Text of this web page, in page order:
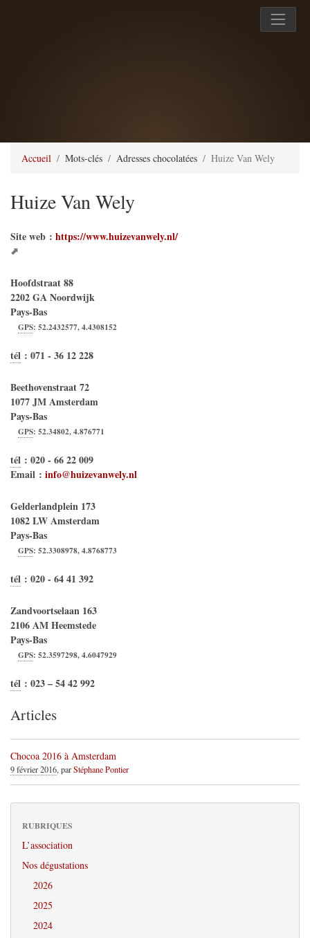
Accueil Mots-clés Adresses chocolatées Huize Van Wely
Huize Van Wely
Site web : https://www.huizevanwely.nl/
Hoofdstraat 88
2202 GANoordwijk
Pays-Bas
GPS:52.2432577,4.4308152
tél : 071 - 36 12 228
Beethovenstraat 72
1077 JMAmsterdam
Pays-Bas
GPS:52.34802,4.876771
tél : 020 - 66 22 009
Email : info@huizevanwely.nl
Gelderlandplein 173
1082 LWAmsterdam
Pays-Bas
GPS:52.3308978,4.8768773
tél : 020 - 64 41 392
Zandvoortselaan 163
2106 AMHeemstede
Pays-Bas
GPS:52.3597298,4.6047929
tél : 023 – 54 42 992
Articles
Chocoa 2016 à Amsterdam
9 février 2016, parStéphane Pontier
RUBRIQUES
L’association
Nos dégustations
2026
2025
2024